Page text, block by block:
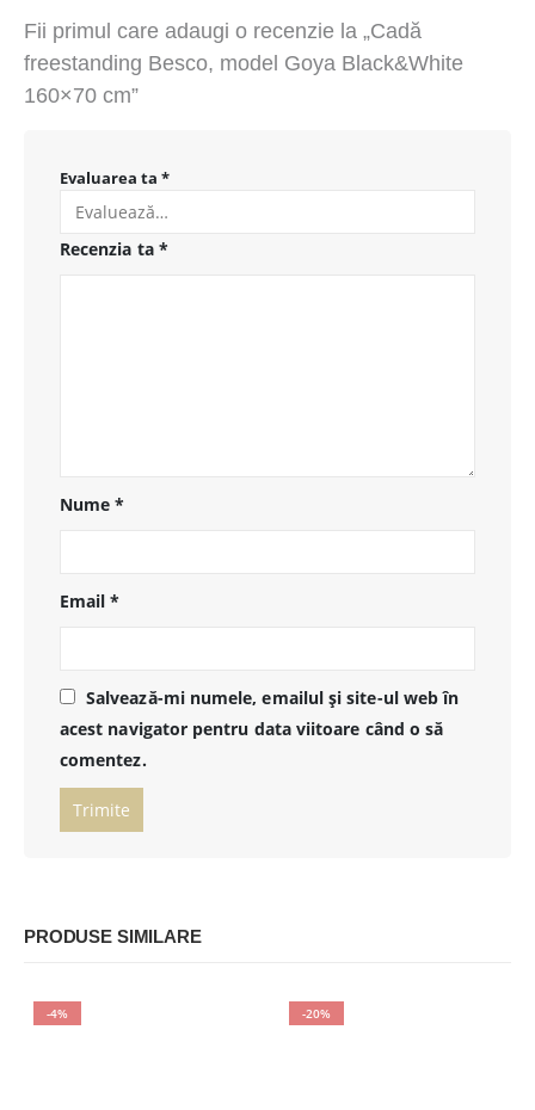
Fii primul care adaugi o recenzie la „Cadă
freestanding Besco, model Goya Black&White
160×70 cm”
Evaluarea ta *
Recenzia ta *
Nume*
Email*
Salvează-mi numele, emailul și site-ul web în
acest navigator pentru data viitoare când o să
comentez.
PRODUSE SIMILARE
-4% -20%